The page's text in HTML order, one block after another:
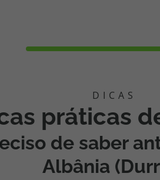
práticas
de saber
Albânia (